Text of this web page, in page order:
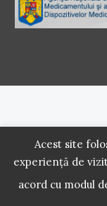
Politică de
2016 - 2021
Acest site
experiență de
acord cu modul